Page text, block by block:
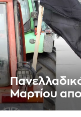
Μαρτίου